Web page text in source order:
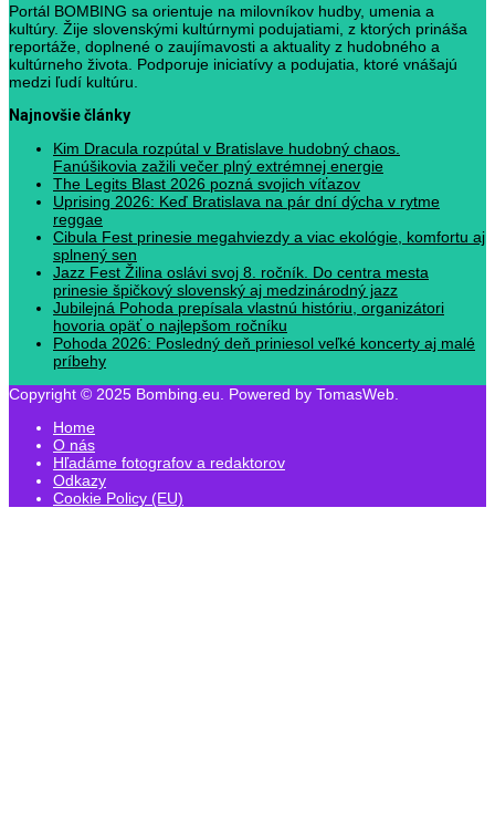
Portál BOMBING sa orientuje na milovníkov hudby, umenia a
kultúry. Žije slovenskými kultúrnymi podujatiami, z ktorých prináša
reportáže, doplnené o zaujímavosti a aktuality z hudobného a
kultúrneho života. Podporuje iniciatívy a podujatia, ktoré vnášajú
medzi ľudí kultúru.
Najnovšie články
Kim Dracula rozpútal v Bratislave hudobný chaos.
Fanúšikovia zažili večer plný extrémnej energie
The Legits Blast 2026 pozná svojich víťazov
Uprising 2026: Keď Bratislava na pár dní dýcha v rytme
reggae
Cibula Fest prinesie megahviezdy a viac ekológie, komfortu aj
splnený sen
Jazz Fest Žilina oslávi svoj 8. ročník. Do centra mesta
prinesie špičkový slovenský aj medzinárodný jazz
Jubilejná Pohoda prepísala vlastnú históriu, organizátori
hovoria opäť o najlepšom ročníku
Pohoda 2026: Posledný deň priniesol veľké koncerty aj malé
príbehy
Copyright © 2025 Bombing.eu. Powered by TomasWeb.
Home
O nás
Hľadáme fotografov a redaktorov
Odkazy
Cookie Policy (EU)